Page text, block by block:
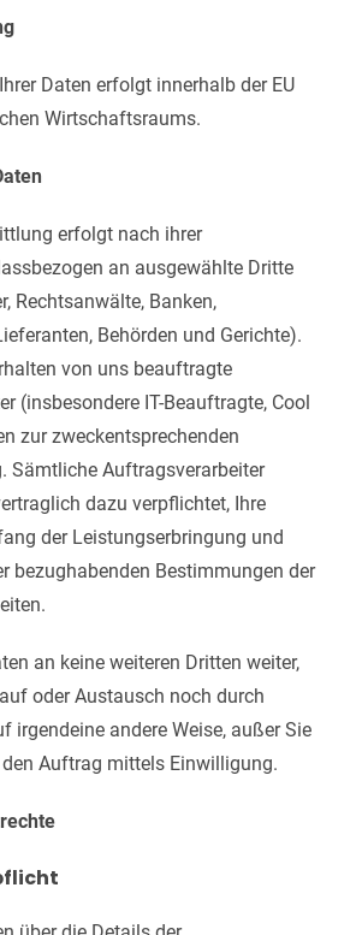
Daten erfolgt innerhalb der EU
Wirtschaftsraums.
erfolgt nach ihrer
an ausgewählte Dritte
Rechtsanwälte, Banken,
Behörden und Gerichte).
von uns beauftragte
(insbesondere IT-Beauftragte, Cool
zur zweckentsprechenden
Sämtliche Auftragsverarbeiter
dazu verpflichtet, Ihre
der Leistungserbringung und
bezughabenden Bestimmungen der
an keine weiteren Dritten weiter,
oder Austausch noch durch
irgendeine andere Weise, außer Sie
Auftrag mittels Einwilligung.